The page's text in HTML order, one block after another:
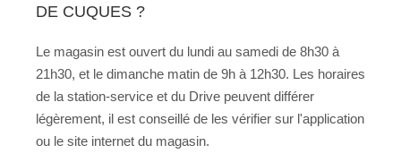
DE CUQUES ?
Le magasin est ouvert du lundi au samedi de 8h30 à
21h30, et le dimanche matin de 9h à 12h30. Les horaires
de la station-service et du Drive peuvent différer
légèrement, il est conseillé de les vérifier sur l'application
ou le site internet du magasin.